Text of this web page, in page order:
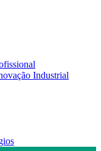
Industrial